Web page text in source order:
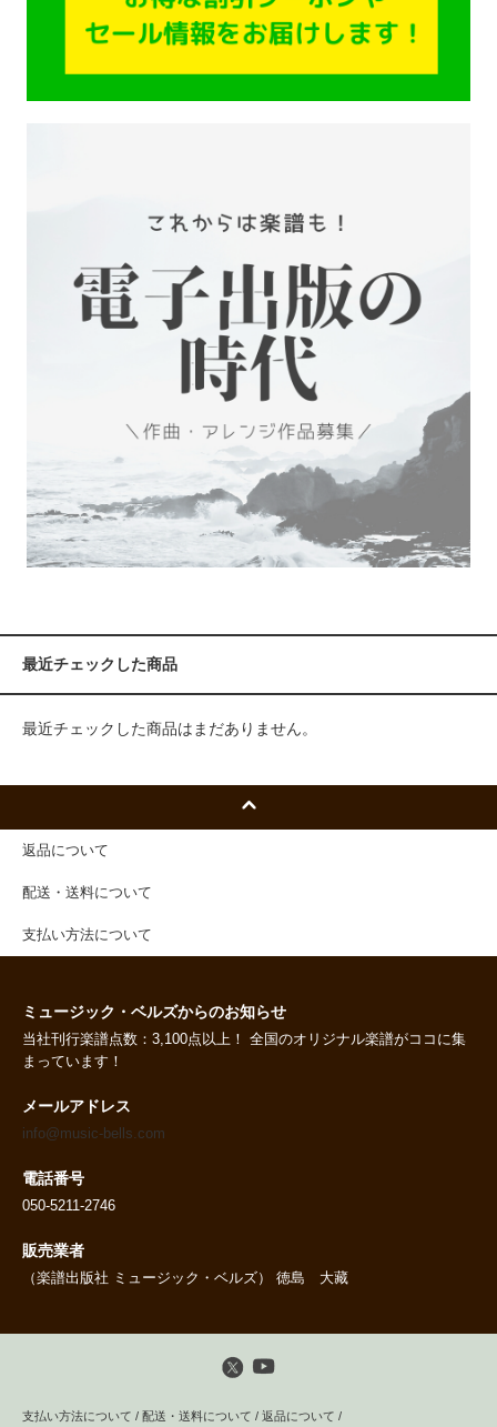
最近チェックした商品
最近チェックした商品はまだありません。
返品について
配送・送料について
支払い方法について
ミュージック・ベルズからのお知らせ
当社刊行楽譜点数：3,100点以上！ 全国のオリジナル楽譜がココに集
まっています！
メールアドレス
info@music-bells.com
電話番号
050-5211-2746
販売業者
（楽譜出版社 ミュージック・ベルズ） 徳島 大藏
支払い方法について / 配送・送料について / 返品について /